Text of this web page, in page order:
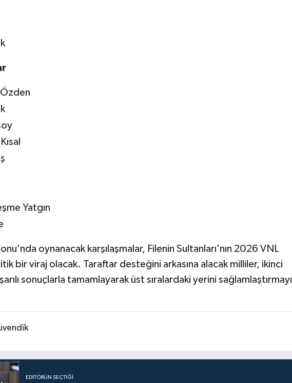
Yatgın
oynanacak karşılaşmalar, Filenin Sultanları'nın 2026 VNL
bir viraj olacak. Taraftar desteğini arkasına alacak milliler, ikinci
sonuçlarla tamamlayarak üst sıralardaki yerini sağlamlaştırmayı
EDITÖRÜN SEÇTIĞI